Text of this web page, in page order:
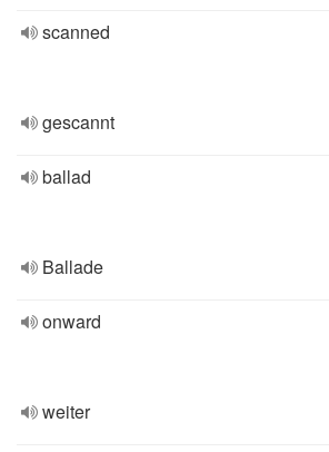
scanned
gescannt
ballad
Ballade
onward
weiter